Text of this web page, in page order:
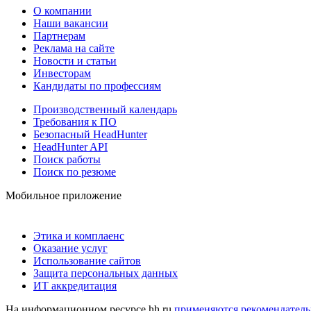
О компании
Наши вакансии
Партнерам
Реклама на сайте
Новости и статьи
Инвесторам
Кандидаты по профессиям
Производственный календарь
Требования к ПО
Безопасный HeadHunter
HeadHunter API
Поиск работы
Поиск по резюме
Мобильное приложение
Этика и комплаенс
Оказание услуг
Использование сайтов
Защита персональных данных
ИТ аккредитация